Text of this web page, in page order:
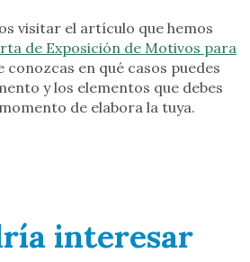
visitar el artículo que hemos
de Exposición de Motivos para
conozcas en qué casos puedes
y los elementos que debes
de elabora la tuya.
interesar